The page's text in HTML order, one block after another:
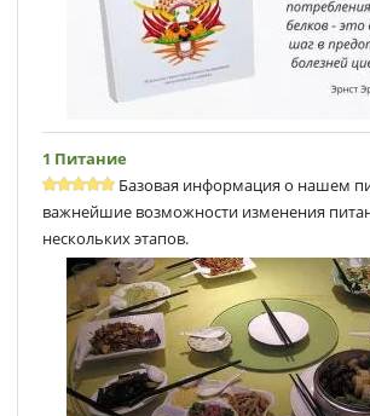
1 Питание
Базовая информация о нашем
важнейшие возможности изменения
нескольких этапов.